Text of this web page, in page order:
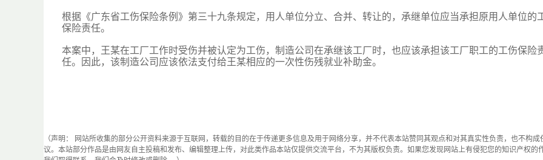
根据《广东省工伤保险条例》第三十九条规定，用人单位分立、合并、转让的，承继单位应当承担原用人单位的
保险责任。
本案中，王某在工厂工作时受伤并被认定为工伤，制造公司在承继该工厂时，也应该承担该工厂职工的工伤保险
任。因此，该制造公司应该依法支付给王某相应的一次性伤残就业补助金。
（声明： 网站所收集的部分公开资料来源于互联网，转载的目的在于传递更多信息及用于网络分享，并不代表本站赞同其观点和对其真实性负责，也不构成
议。本站部分作品是由网友自主投稿和发布、编辑整理上传，对此类作品本站仅提供交流平台，不为其版权负责。如果您发现网站上有侵犯您的知识产权的